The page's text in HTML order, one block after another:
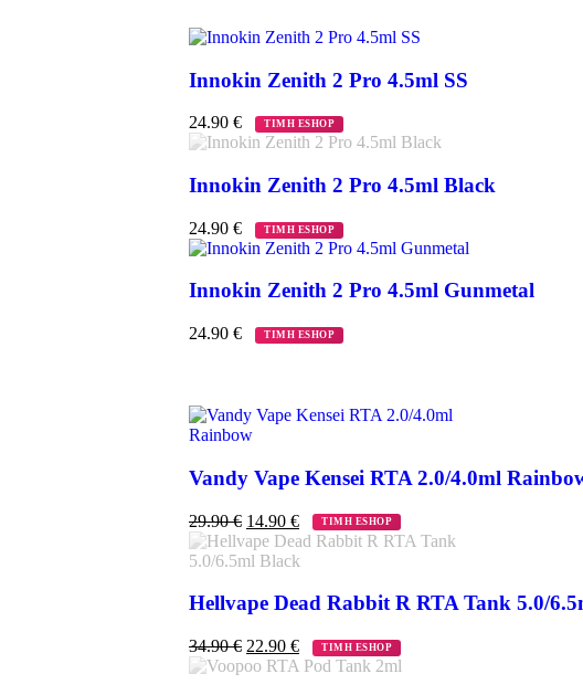
Innokin Zenith 2 Pro 4.5ml SS
24.90 € ΤΙΜΗ ESHOP
Innokin Zenith 2 Pro 4.5ml Black
24.90 € ΤΙΜΗ ESHOP
Innokin Zenith 2 Pro 4.5ml Gunmetal
24.90 € ΤΙΜΗ ESHOP
Vandy Vape Kensei RTA 2.0/4.0ml
29.90€ 14.90 € ΤΙΜΗ ESHOP
Hellvape Dead Rabbit R RTA Tank 5.0/
34.90€ 22.90 € ΤΙΜΗ ESHOP